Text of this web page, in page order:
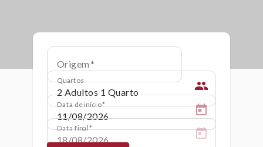
Origem
Quartos people
Data de início
Data final